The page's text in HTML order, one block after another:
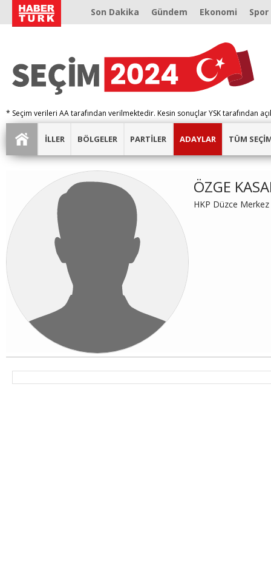
Son Dakika Gündem Ekonomi Spor
* Seçim verileri AA tarafından verilmektedir. Kesin sonuçlar YSK tarafından
İLLER BÖLGELER PARTİLER ADAYLAR TÜM
ÖZGE
HKP Düzce